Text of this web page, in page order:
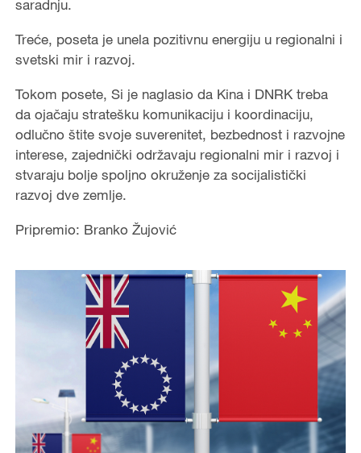
saradnju.
Treće, poseta je unela pozitivnu energiju u regionalni i
svetski mir i razvoj.
Tokom posete, Si je naglasio da Kina i DNRK treba
da ojačaju stratešku komunikaciju i koordinaciju,
odlučno štite svoje suverenitet, bezbednost i razvojne
interese, zajednički održavaju regionalni mir i razvoj i
stvaraju bolje spoljno okruženje za socijalistički
razvoj dve zemlje.
Pripremio: Branko Žujović